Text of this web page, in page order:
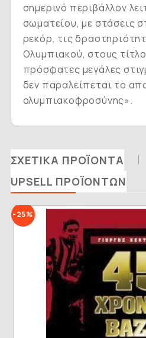
σημερινό περιβάλλον
σωματείου, με στάσεις
ρεκόρ, τις
Ολυμπιακού, στους
πρόσφατες μεγάλες
δεν παραλείπεται το
ολυμπιακοφροσύνης».
ΣΧΕΤΙΚΆ ΠΡΟΪΌΝΤΑ
UPSELL ΠΡΟΪΌΝΤΩΝ
-25%